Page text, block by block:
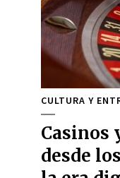
CULTURA Y
Casinos
desde